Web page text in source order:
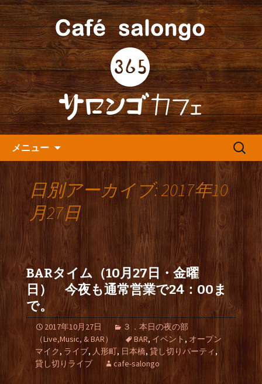
人形町の『365(サロンゴ)カフ
ェ』よりお知らせ
人形町の音楽カフェ『365カフェ』より
最新情報をお届けします。
メニュー
検
日別アーカイブ: 2017年10
月27日
BARタイム（10月27日・金曜
日） 今夜も通常営業で24：00ま
で。
2017年10月27日
３．本日の夜の部
（Live,Music, & BAR）
BAR, イベント ,オープン
マイク, ライブ, 人形町, 日本橋, 貸し切りパーティ ,
貸し切りライブ
cafe-salongo